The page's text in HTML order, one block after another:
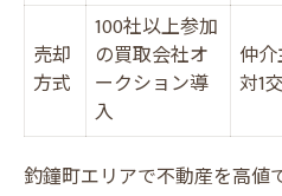
リフォーム後の新生
VR導入による売却
買主の心を動かす
ト
写真とVRの違いを
売却
方式
100社以上参加
の買取会社オ
ークション導
入
仲
対1
釣鐘町エリアで不動産を高値